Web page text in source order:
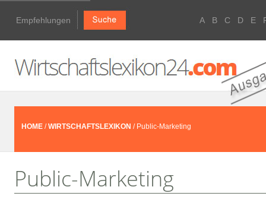
Empfehlungen A B C D E
HOME /WIRTSCHAFTSLEXIKON / Public-Marketing
Public-Marketing